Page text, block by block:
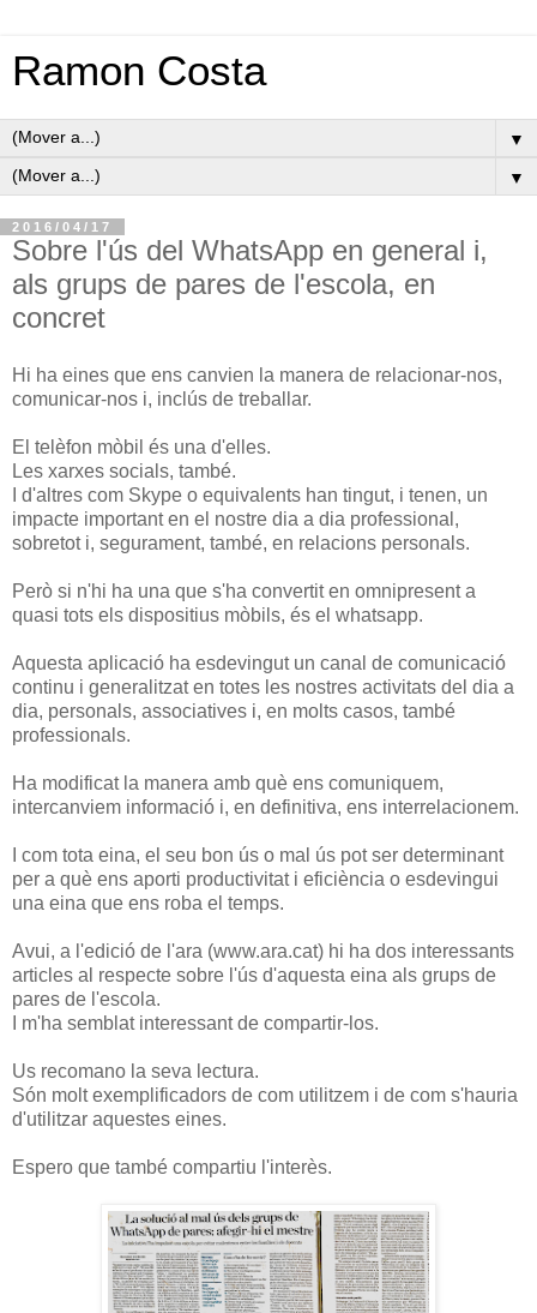
Ramon Costa
▼
▼
2016/04/17
Sobre l'ús del WhatsApp en general i,
als grups de pares de l'escola, en
concret
Hi ha eines que ens canvien la manera de relacionar-nos,
comunicar-nos i, inclús de treballar.
El telèfon mòbil és una d'elles.
Les xarxes socials, també.
I d'altres com Skype o equivalents han tingut, i tenen, un
impacte important en el nostre dia a dia professional,
sobretot i, segurament, també, en relacions personals.
Però si n'hi ha una que s'ha convertit en omnipresent a
quasi tots els dispositius mòbils, és el whatsapp.
Aquesta aplicació ha esdevingut un canal de comunicació
continu i generalitzat en totes les nostres activitats del dia a
dia, personals, associatives i, en molts casos, també
professionals.
Ha modificat la manera amb què ens comuniquem,
intercanviem informació i, en definitiva, ens interrelacionem.
I com tota eina, el seu bon ús o mal ús pot ser determinant
per a què ens aporti productivitat i eficiència o esdevingui
una eina que ens roba el temps.
Avui, a l'edició de l'ara (www.ara.cat) hi ha dos interessants
articles al respecte sobre l'ús d'aquesta eina als grups de
pares de l'escola.
I m'ha semblat interessant de compartir-los.
Us recomano la seva lectura.
Són molt exemplificadors de com utilitzem i de com s'hauria
d'utilitzar aquestes eines.
Espero que també compartiu l'interès.